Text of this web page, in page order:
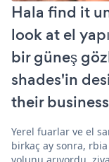
Hala find it
look at el
bir güneş
shades'in
their
Yerel fuarlar ve el
birkaç ay sonra,